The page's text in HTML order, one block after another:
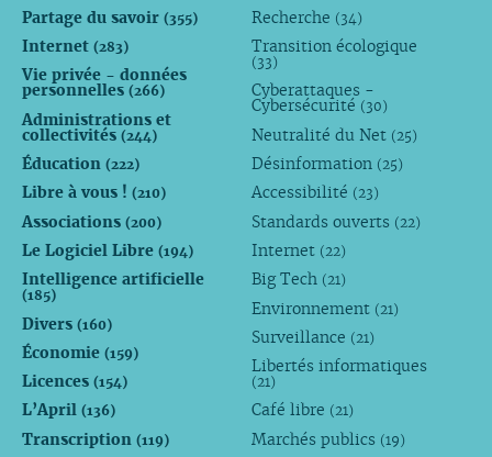
Partage du savoir (355)
Internet (283)
Vie privée - données
personnelles (266)
Administrations et
collectivités (244)
Éducation (222)
Libre à vous ! (210)
Associations (200)
Le Logiciel Libre (194)
Intelligence artificielle
(185)
Divers (160)
Économie (159)
Licences (154)
L’April (136)
Transcription (119)
Recherche (34)
Transition écologique
(33)
Cyberattaques -
Cybersécurité (30)
Neutralité du Net (25)
Désinformation (25)
Accessibilité (23)
Standards ouverts (22)
Internet (22)
Big Tech (21)
Environnement (21)
Surveillance (21)
Libertés informatiques
(21)
Café libre (21)
Marchés publics (19)